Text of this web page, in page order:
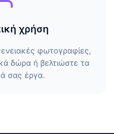
χρήση
φωτογραφίες,
δώρα ή βελτιώστε τα
σας έργα.